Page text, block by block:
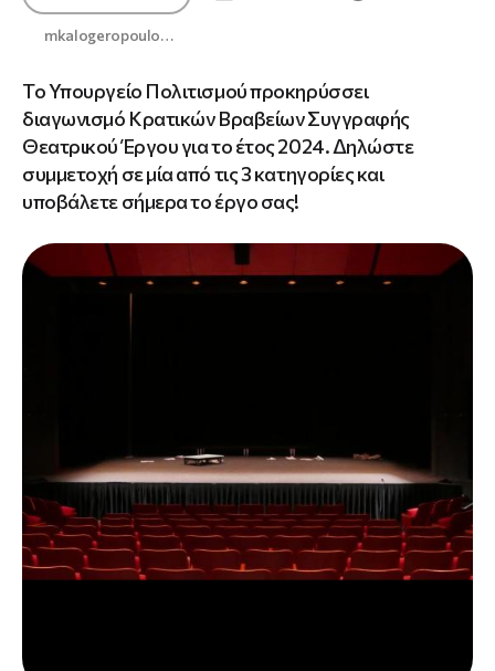
mkalogeropoulo…
Το Υπουργείο Πολιτισμού προκηρύσσει
διαγωνισμό Κρατικών Βραβείων Συγγραφής
Θεατρικού Έργου για το έτος 2024. Δηλώστε
συμμετοχή σε μία από τις 3 κατηγορίες και
υποβάλετε σήμερα το έργο σας!